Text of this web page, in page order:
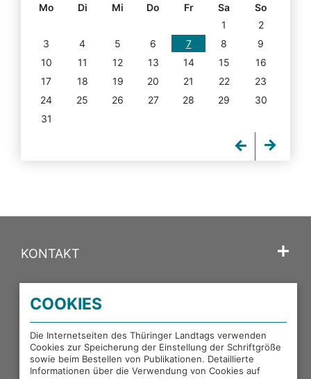
Mo Di Mi Do Fr Sa
So
1
2
3
4 5 6 7 8
9
10
11 12 13 14 15
16
17
18 19 20 21 22
23
24
25 26 27 28 29
30
31
KONTAKT
PORTALE DES THÜRINGER LANDTAGS
EXTERNE LINKS
COOKIES
Die Internetseiten des Thüringer Landtags verwenden
Cookies zur Speicherung der Einstellung der Schriftgröße
sowie beim Bestellen von Publikationen. Detaillierte
Informationen über die Verwendung von Cookies auf